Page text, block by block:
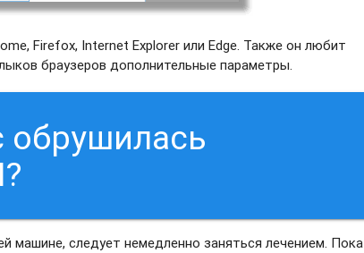
Firefox, Internet Explorer или Edge. Также он любит
браузеров дополнительные параметры.
обрушилась
машине, следует немедленно заняться лечением. Пока